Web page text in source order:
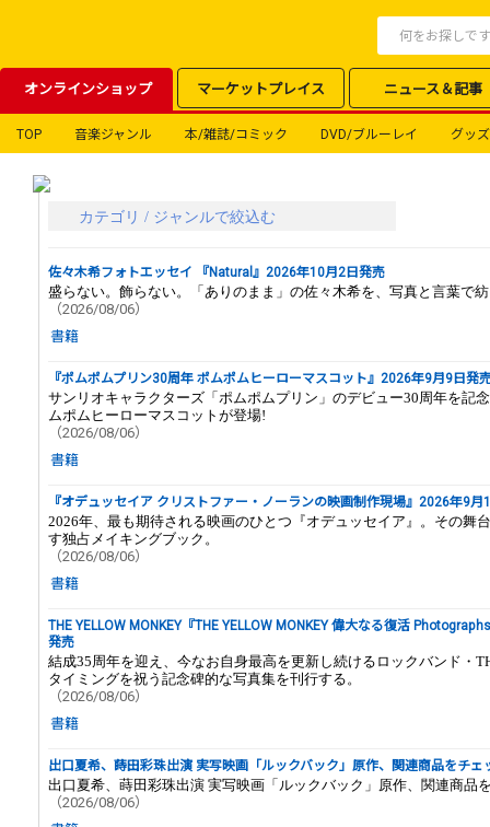
オンラインショップ マーケットプレイス ニュース＆記事
TOP 音楽ジャンル 本/雑誌/コミック DVD/ブルーレイ グッズ
カテゴリ / ジャンルで絞込む
佐々木希フォトエッセイ 『Natural』2026年10月2日発売
盛らない。飾らない。「ありのまま」の佐々木希を、写真と言葉で
（2026/08/06）
書籍
『ポムポムプリン30周年 ポムポムヒーローマスコット』2026年9月9日発
サンリオキャラクターズ「ポムポムプリン」のデビュー30周年を記
ムポムヒーローマスコットが登場!
（2026/08/06）
書籍
『オデュッセイア クリストファー・ノーランの映画制作現場』2026年9月
2026年、最も期待される映画のひとつ『オデュッセイア』。その舞
す独占メイキングブック。
（2026/08/06）
書籍
THE YELLOW MONKEY『THE YELLOW MONKEY 偉大なる復活
発売
結成35周年を迎え、今なお自身最高を更新し続けるロックバンド・
タイミングを祝う記念碑的な写真集を刊行する。
（2026/08/06）
書籍
出口夏希、蒔田彩珠出演 実写映画「ルックバック」原作、関連商品をチェ
出口夏希、蒔田彩珠出演 実写映画「ルックバック」原作、関連商品
（2026/08/06）